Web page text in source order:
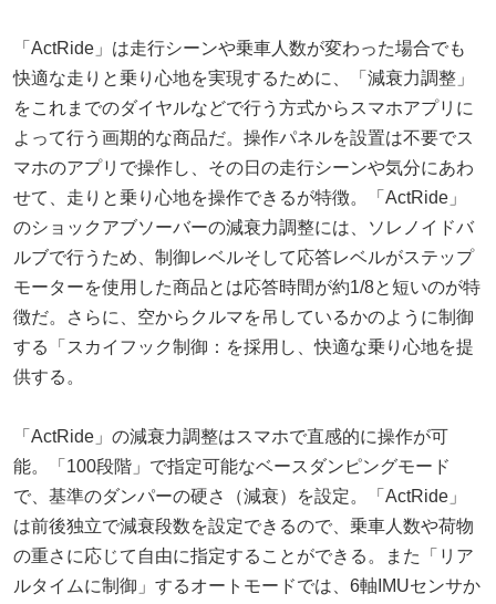
「ActRide」は走行シーンや乗車人数が変わった場合でも
快適な走りと乗り心地を実現するために、「減衰力調整」
をこれまでのダイヤルなどで行う方式からスマホアプリに
よって行う画期的な商品だ。操作パネルを設置は不要でス
マホのアプリで操作し、その日の走行シーンや気分にあわ
せて、走りと乗り心地を操作できるが特徴。「ActRide」
のショックアブソーバーの減衰力調整には、ソレノイドバ
ルブで行うため、制御レベルそして応答レベルがステップ
モーターを使用した商品とは応答時間が約1/8と短いのが特
徴だ。さらに、空からクルマを吊しているかのように制御
する「スカイフック制御：を採用し、快適な乗り心地を提
供する。
「ActRide」の減衰力調整はスマホで直感的に操作が可
能。「100段階」で指定可能なベースダンピングモード
で、基準のダンパーの硬さ（減衰）を設定。「ActRide」
は前後独立で減衰段数を設定できるので、乗車人数や荷物
の重さに応じて自由に指定することができる。また「リア
ルタイムに制御」するオートモードでは、6軸IMUセンサか